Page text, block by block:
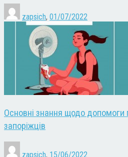
zapsich, 01/07/2022
Основні знання щодо допомоги
запоріжців
zapsich, 15/06/2022